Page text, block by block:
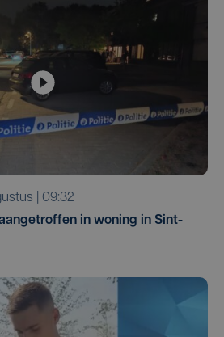
| 09:32
in woning in Sint-